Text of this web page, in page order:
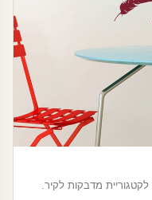
מדבקות לקיר.